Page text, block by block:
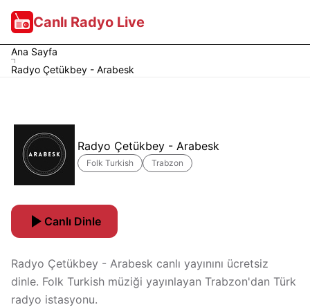
Canlı Radyo Live
Ana Sayfa
Radyo Çetükbey - Arabesk
Radyo Çetükbey - Arabesk
Folk Turkish Trabzon
Canlı Dinle
Radyo Çetükbey - Arabesk canlı yayınını ücretsiz
dinle. Folk Turkish müziği yayınlayan Trabzon'dan Türk
radyo istasyonu.